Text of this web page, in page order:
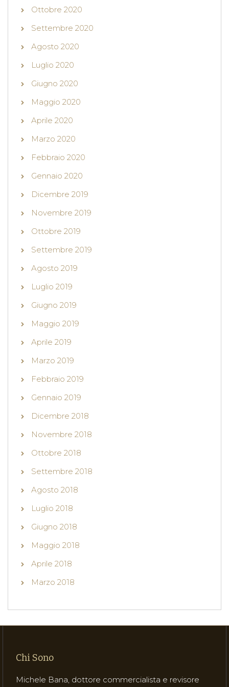
Ottobre 2020
Settembre 2020
Agosto 2020
Luglio 2020
Giugno 2020
Maggio 2020
Aprile 2020
Marzo 2020
Febbraio 2020
Gennaio 2020
Dicembre 2019
Novembre 2019
Ottobre 2019
Settembre 2019
Agosto 2019
Luglio 2019
Giugno 2019
Maggio 2019
Aprile 2019
Marzo 2019
Febbraio 2019
Gennaio 2019
Dicembre 2018
Novembre 2018
Ottobre 2018
Settembre 2018
Agosto 2018
Luglio 2018
Giugno 2018
Maggio 2018
Aprile 2018
Marzo 2018
Chi Sono
Michele Bana, dottore commercialista e revisore